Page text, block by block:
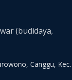
(budidaya,
Canggu, Kec.